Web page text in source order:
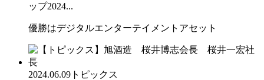
ップ2024...
優勝はデジタルエンターテイメントアセット
2024.06.09 トピックス